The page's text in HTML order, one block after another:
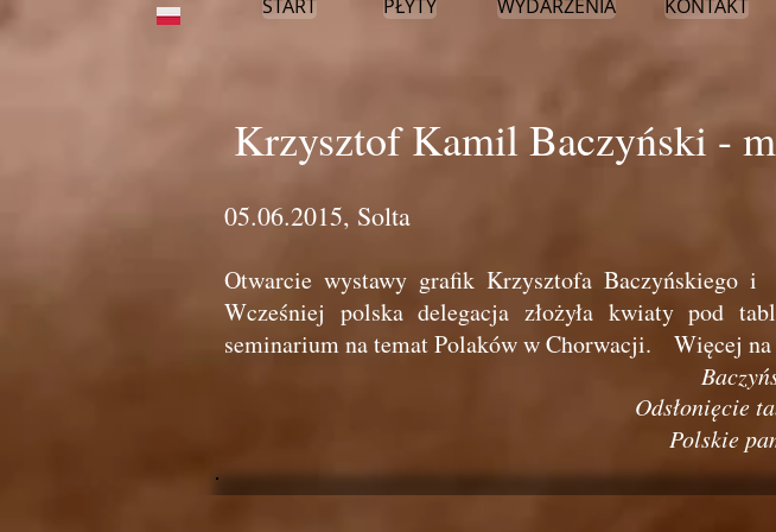
Krzysztof Kamil Baczyński -
05.06.2015, Solta
Otwarcie wystawy grafik Krzysztofa Baczyńskiego i
Wcześniej polska delegacja złożyła kwiaty pod
seminarium na temat Polaków w Chorwacji. Więcej na
Odsłonięcie
Polskie
START PŁYTY WYDARZENIA KONTAKT